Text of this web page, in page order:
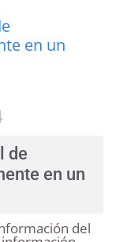
en un
de
en un
del